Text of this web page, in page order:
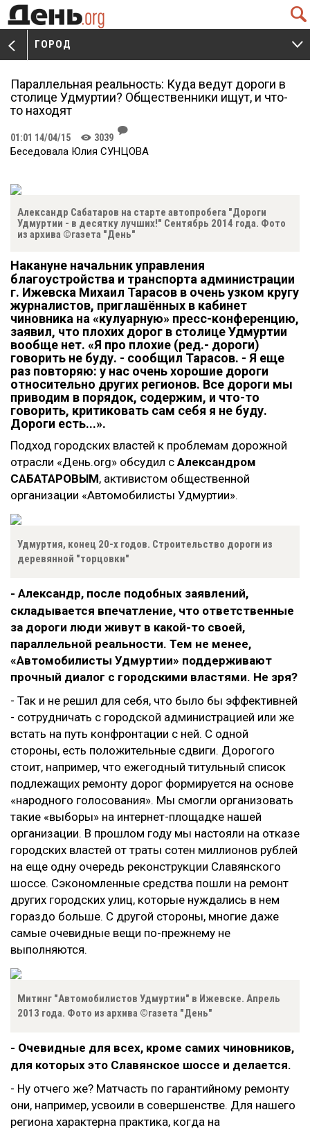
Q
V
ГОРОД
W
Параллельная реальность: Куда ведут дороги в
столице Удмуртии? Общественники ищут, и что-
то находят
01:01 14/04/15 K 3039
J
Беседовала Юлия СУНЦОВА
Александр Сабатаров на старте автопробега "Дороги
Удмуртии - в десятку лучших!" Сентябрь 2014 года. Фото
из архива ©газета "День"
Накануне начальник управления
благоустройства и транспорта администрации
г. Ижевска Михаил Тарасов в очень узком кругу
журналистов, приглашённых в кабинет
чиновника на «кулуарную» пресс-конференцию,
заявил, что плохих дорог в столице Удмуртии
вообще нет. «Я про плохие (ред.- дороги)
говорить не буду. - сообщил Тарасов. - Я еще
раз повторяю: у нас очень хорошие дороги
относительно других регионов. Все дороги мы
приводим в порядок, содержим, и что-то
говорить, критиковать сам себя я не буду.
Дороги есть...».
Подход городских властей к проблемам дорожной
отрасли «День.org» обсудил с Александром
САБАТАРОВЫМ, активистом общественной
организации «Автомобилисты Удмуртии».
Удмуртия, конец 20-х годов. Строительство дороги из
деревянной "торцовки"
- Александр, после подобных заявлений,
складывается впечатление, что ответственные
за дороги люди живут в какой-то своей,
параллельной реальности. Тем не менее,
«Автомобилисты Удмуртии» поддерживают
прочный диалог с городскими властями. Не зря?
- Так и не решил для себя, что было бы эффективней
- сотрудничать с городской администрацией или же
встать на путь конфронтации с ней. С одной
стороны, есть положительные сдвиги. Дорогого
стоит, например, что ежегодный титульный список
подлежащих ремонту дорог формируется на основе
«народного голосования». Мы смогли организовать
такие «выборы» на интернет-площадке нашей
организации. В прошлом году мы настояли на отказе
городских властей от траты сотен миллионов рублей
на еще одну очередь реконструкции Славянского
шоссе. Сэкономленные средства пошли на ремонт
других городских улиц, которые нуждались в нем
гораздо больше. С другой стороны, многие даже
самые очевидные вещи по-прежнему не
выполняются.
Митинг "Автомобилистов Удмуртии" в Ижевске. Апрель
2013 года. Фото из архива ©газета "День"
- Очевидные для всех, кроме самих чиновников,
для которых это Славянское шоссе и делается.
- Ну отчего же? Матчасть по гарантийному ремонту
они, например, усвоили в совершенстве. Для нашего
региона характерна практика, когда на